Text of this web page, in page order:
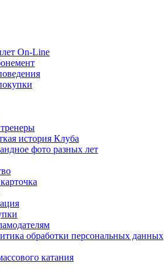
On-Line
история Клуба
фото разных лет
обработки персональных данных
катания